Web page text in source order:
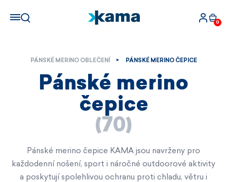
0
PÁNSKÉ MERINO OBLEČENÍ PÁNSKÉ MERINO ČEPICE
Pánské merino
čepice
(70)
Pánské merino čepice KAMA jsou navrženy pro
každodenní nošení, sport i náročné outdoorové aktivity
a poskytují spolehlivou ochranu proti chladu, větru i